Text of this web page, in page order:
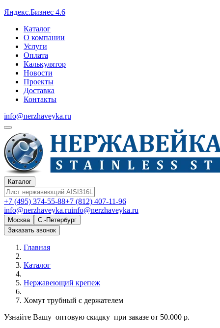
Яндекс.Бизнес 4.6
Каталог
О компании
Услуги
Оплата
Калькулятор
Новости
Проекты
Доставка
Контакты
info@nerzhaveyka.ru
Каталог
+7 (495) 374-55-88+7 (812) 407-11-96
info@nerzhaveyka.ruinfo@nerzhaveyka.ru
Москва
С.-Петербург
Заказать звонок
Главная
Каталог
Нержавеющий крепеж
Хомут трубный с держателем
Узнайте Вашу оптовую скидку при заказе от 50.000 р.